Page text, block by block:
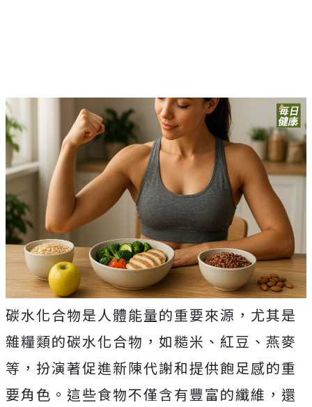
碳水化合物是人體能量的重要來源，尤其是
雜糧類的碳水化合物，如糙米、紅豆、燕麥
等，扮演著促進新陳代謝和提供飽足感的重
要角色。這些食物不僅含有豐富的纖維，還